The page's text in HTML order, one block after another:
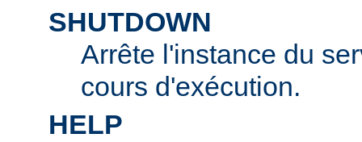
SHUTDOWN
Arrête l'instance du
cours d'exécution.
HELP